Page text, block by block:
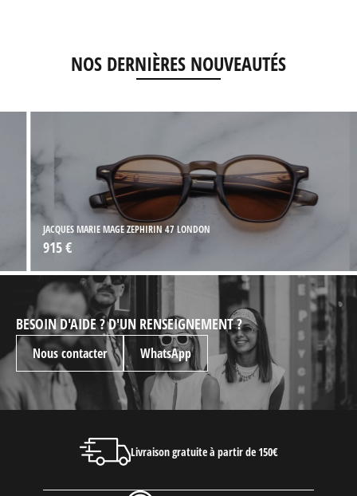
NOS DERNIÈRES NOUVEAUTÉS
JACQUES MARIE MAGE ZEPHIRIN 47 LONDON
915 €
BESOIN D'AIDE ? D'UN RENSEIGNEMENT ?
Nous contacter WhatsApp
Livraison gratuite à partir de 150€